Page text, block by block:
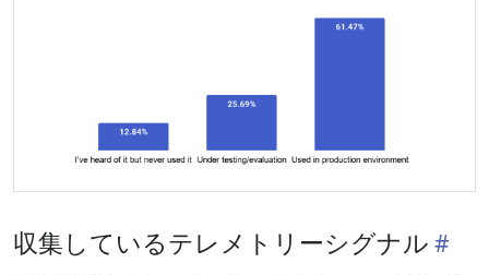
収集しているテレメトリーシグナル